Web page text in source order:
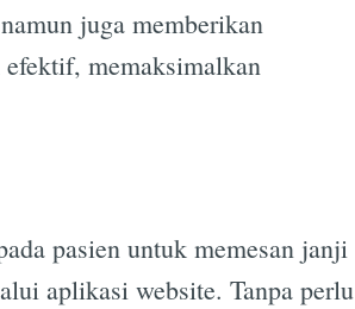
juga memberikan
memaksimalkan
pasien untuk memesan janji
aplikasi website. Tanpa perlu